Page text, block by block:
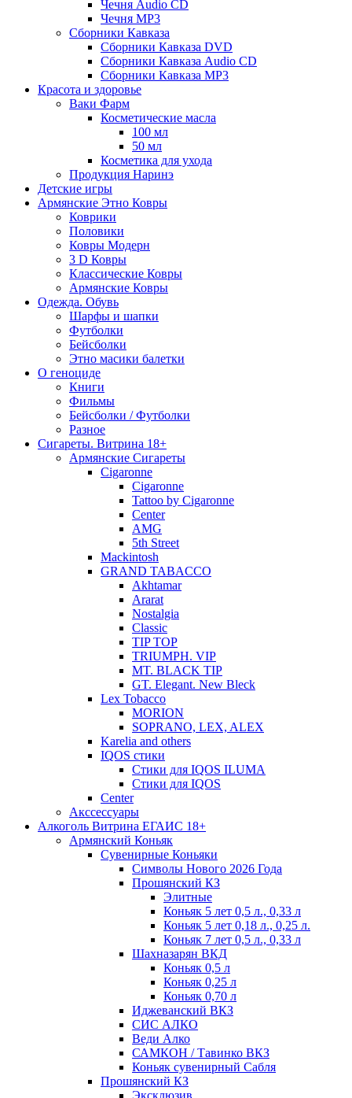
Чечня Audio CD
Чечня MP3
Сборники Кавказа
Сборники Кавказа DVD
Сборники Кавказа Audio CD
Сборники Кавказа MP3
Красота и здоровье
Ваки Фарм
Косметические масла
100 мл
50 мл
Косметика для ухода
Продукция Наринэ
Детские игры
Армянские Этно Ковры
Коврики
Половики
Ковры Модерн
3 D Ковры
Классические Ковры
Армянские Ковры
Одежда. Обувь
Шарфы и шапки
Футболки
Бейсболки
Этно масики балетки
О геноциде
Книги
Фильмы
Бейсболки / Футболки
Разное
Сигареты. Витрина 18+
Армянские Сигареты
Cigaronne
Cigaronne
Tattoo by Cigaronne
Center
AMG
5th Street
Mackintosh
GRAND TABACCO
Akhtamar
Ararat
Nostalgia
Classic
TIP TOP
TRIUMPH. VIP
MT. BLACK TIP
GT. Elegant. New Bleck
Lex Tobacco
MORION
SOPRANO, LEX, ALEX
Karelia and others
IQOS стики
Стики для IQOS ILUMA
Стики для IQOS
Сenter
Акссессуары
Алкоголь Витрина ЕГАИС 18+
Армянский Коньяк
Сувенирные Коньяки
Символы Нового 2026 Года
Прошянский КЗ
Элитные
Коньяк 5 лет 0,5 л., 0,33 л
Коньяк 5 лет 0,18 л., 0,25 л.
Коньяк 7 лет 0,5 л., 0,33 л
Шахназарян ВКД
Коньяк 0,5 л
Коньяк 0,25 л
Коньяк 0,70 л
Иджеванский ВКЗ
СИС АЛКО
Веди Алко
САМКОН / Тавинко ВКЗ
Коньяк сувенирный Сабля
Прошянский КЗ
Эксклюзив